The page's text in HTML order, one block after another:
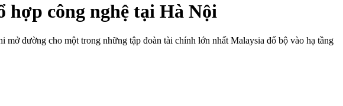
hợp công nghệ tại Hà Nội
đường cho một trong những tập đoàn tài chính lớn nhất Malaysia đổ bộ vào hạ tầng